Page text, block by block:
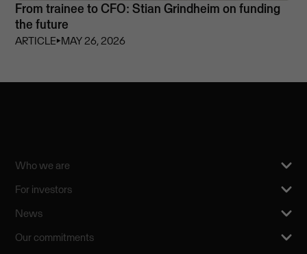
From trainee to CFO: Stian Grindheim on funding
the future
ARTICLE⏵MAY 26, 2026
Who we are
For investors
News
Our commitments